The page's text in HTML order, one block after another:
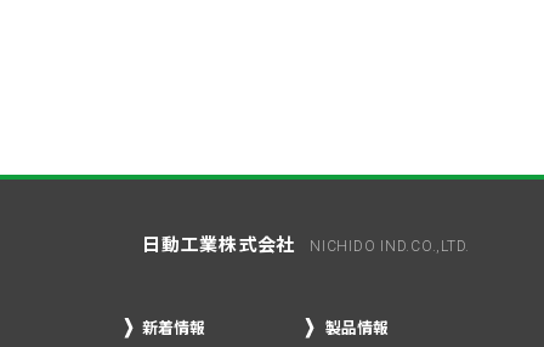
日動工業株式会社 NICHIDO IND.CO.,LTD.
新着情報 製品情報